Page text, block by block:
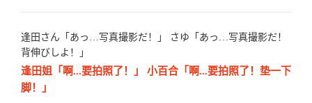
逢田さん「あっ…写真撮影だ！」 さゆ「あっ…写真撮影だ！
背伸びしよ！」
逢田姐「啊...要拍照了！」 小百合「啊...要拍照了！垫一下
脚！」